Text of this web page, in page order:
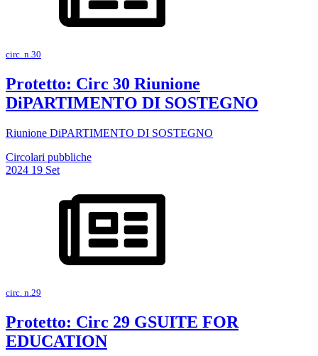
circ. n.30
Protetto: Circ 30 Riunione
DiPARTIMENTO DI SOSTEGNO
Riunione DiPARTIMENTO DI SOSTEGNO
Circolari pubbliche
2024 19 Set
circ. n.29
Protetto: Circ 29 GSUITE FOR
EDUCATION